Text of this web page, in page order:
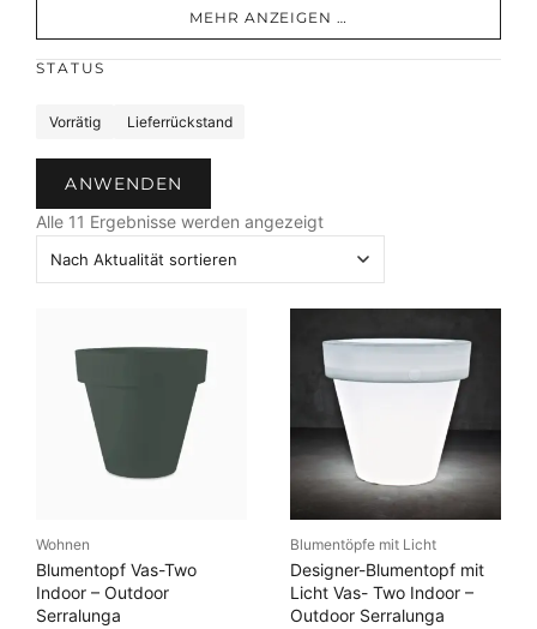
MEHR ANZEIGEN …
STATUS
u
Vorrätig Lieferrückstand
ANWENDEN
Alle 11 Ergebnisse werden angezeigtN
k
t
a
l
i
ä
t
s
o
Wohnen
Blumentopf Vas-Two
Indoor – Outdoor
Serralunga
Blumentöpfe mit Licht
Designer-Blumentopf mit
Licht Vas- Two Indoor –
Outdoor Serralunga